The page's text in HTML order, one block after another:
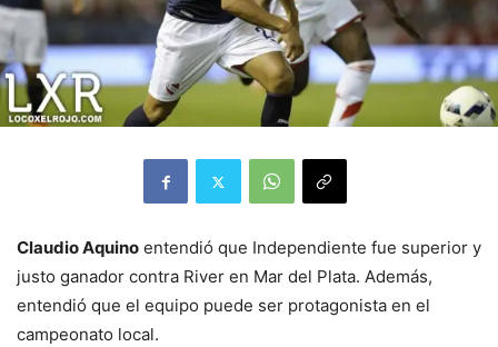
Claudio Aquino entendió que Independiente fue superior y
justo ganador contra River en Mar del Plata. Además,
entendió que el equipo puede ser protagonista en el
campeonato local.